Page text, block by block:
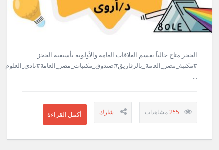
الحجز متاح حالياَ بقسم العلاقات العامة والأولوية بأسبقية الحجز
#مكتبة_مصر_العامة_بالزقازيق#صندوق_مكتبات_مصر_العامة#نادى_العلوم
...
255